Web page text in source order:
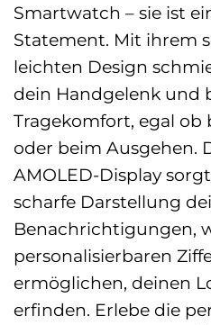
Smartwatch – sie ist
Statement. Mit ihrem
leichten Design
dein Handgelenk und
Tragekomfort, egal ob
oder beim Ausgehen.
AMOLED-Display
scharfe Darstellung
Benachrichtigungen,
personalisierbaren
ermöglichen, deinen
erfinden. Erlebe die